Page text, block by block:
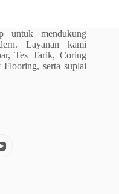
untuk mendukung
Layanan kami
Tes Tarik, Coring
serta suplai